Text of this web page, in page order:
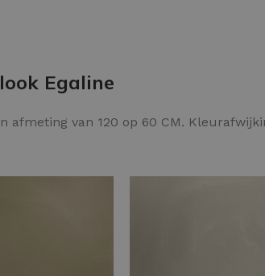
Egaline
afmeting van 120 op 60 CM.